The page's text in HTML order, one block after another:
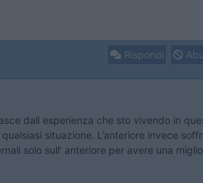
Rispondi
dall esperienza che sto vivendo in
situazione. L’anteriore invece
solo sull’ anteriore per avere una